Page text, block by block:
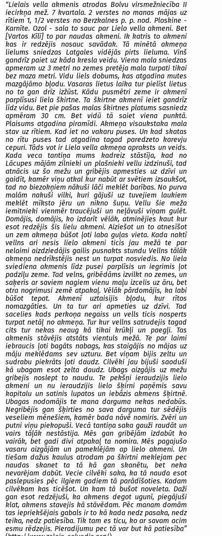
“Lielais vella akmenis atrodas Bolvu virsmežniecība II
iecirkņa mež. 7 kvartala. 2 verstes no manas mājas uz
rītiem 1, 1/2 verstes no Berzkalnes p. p. nod. Ploskine -
Karnīte. Ozol - sala to sauc par Lielo vella akmeni. Bet
[Vartos Kīlī] to par naudas akmeni. Ik katris to akmeni
kas ir redzējis nosauc savādak. Tā minētā akmeņa
lielums sniedzas Latgales vidējās pirts lieluma. Vinš
gandrīz paiet uz kāda kresla veidu. Viena mala sniedzas
apmeram uz 3 metri no zemes pretēja mala turpati tikai
bez maza metri. Vidu liels dobums, kas atgadina mutes
mazgājāmo bļodu. Vasaras lietus laika tur pielīst lietus
no ta gan drīz izžūst. Kādu pusmētri zeme ir akmenī
parplīsusi liela škirtne. Ta škirtne akmenī ieiet gandrīz
līdz vidu. Bet pie pašas malas škirtnes platums sasniedz
apmēram 30 cm. Bet vidū tā saiet viena punktā.
Plaisums atgadina piramīdi. Akmeņa visaukstaka mala
stav uz rītiem. Kad iet no vakaru puses. Un kad skatas
no rītu puses tad atgadina tagad paredzeto karevju
cepuri. Tāds vot ir Liela vella akmeņa apraksts un veids.
Kada veca tantiņa mums kadreiz stāstīja, kad no
Lācupes mājām zilnieki un plašnieki vellu izdzinuši, tad
atnācis uz šo mežu un gribējis apmesties uz dzīvi un
gaidīt, kamēr viņu atkal kur nabūt ar svētiem izsaukšot,
tad no biezokņiem nākuši lāči meklēt barības. No purva
malām nakuši vilki, kuri gājuši uz tuvejiem laukiem
meklēt mīksto jēru un nikno šuņu. Vellu šie meža
iemitnieki vienmēr traucējuši un neļāvuši viņam gulēt.
Domājis, domājis, ko izdarīt vēlāk, atminējies kaut kur
esot redzējis šis lielu akmeni. Aiziešot un to atnesīšot
un zem akmeņa būšot ļoti laba guļas vieta. Kada naktī
vellns ari nesis lielo akmeni ticis jau mežā te par
nelaimi aizdziedājis gailis pusnakts stundu Vellns tālāk
akmeņa nedrīkstējis nest un turpat nosviedis. No liela
sviediena akmenis līdz pusei parplīsis un iegrimis ļot
padziļu zeme. Tad velns, gribēdāms izvilkt no zemes, un
saķeris ar saviem nagiem vienu maļu izcelis uz āru, bet
otra nogrimusi zemē atpakaļ. Vēlāk pārdomājis, ka labi
būšot tepat. Akmenī uztaisijis bļodu, kur rītos
nomazgāties. Un ta tur ari apmeties uz dzīvi. Tad
sacelies kads perkoņa negaiss un vells ticis nosperts
turpat netāļ no akmeņa. Tur kur vellns satrudejis tagad
cits tur nekas neaug kā tikai krūkļi un paegļi. Tas
akmenis stāvējis atstāts vientuls mežā. Te par laimi
iebraucis ļoti bagāts nabags, kas staigājis no mājas uz
māju meklēdams sev uzturu. Bet viņam bijis zeltu un
sudrabu piekrāts ļoti daudz. Cilvēki jau bijuši saoduši
kā ubagam esot zelta daudz. Ubags aizgājis uz mežu
gribejis noslept to naudu. Te pekšņi ieraudzijis lielo
akmeni un nu ieraudzijis lielo šķirni paņēmis savu
kapitalu un satinis lupatos un iebāzis akmens šķirtnē.
Ubagas nodomājis te mana darguma nekas nedabūs.
Negribējis gan šķirties no sava darguma tur sēdējis
veseliem mēnešiem, kamēr bada nāvē nomiris. Zvēri un
putni viņu piekopuši. Vecā tantiņa saka gauži raudāt un
vairs tāļāk nestāstija. Mēs gan gribējām izdabūt ko
vairāk, bet gadi divi atpakaļ ta nomira. Mēs pagajušo
vasaru aizgājām un pameklējām ap lielo akmeni. Un
tiešam dažus kaulus atrodam pa škirtni meklejam pec
naudas skanet ta tā kā gan skanētu, bet neka
nevarējam dabūt. Vecie cilvēki saka, ka tā nauda esot
paslepusies pēc ilgiem gadiem tā parādīšoties. Kadam
cilvēkam kas ticēšot. Un kam tā bušot noveleta. Daži
gan esot redzējuši, ka akmens degot ugunī, piegājuši
klat, akmens stavejis kā stāvēdam. Pēc manam domām
tas iepriekšējais gabals ir to kā kada nedz pasaka, nedz
teika, nedz patiesība. Tik tam es ticu, ko ar savam acim
esmu rēdzejis. Pieradijumu pec tā var but kā patiesība”